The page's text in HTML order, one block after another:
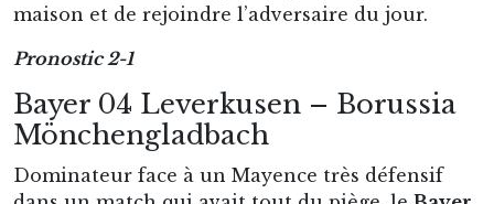
maison et de rejoindre l’adversaire du jour.
Pronostic 2-1
Bayer 04 Leverkusen – Borussia
Mönchengladbach
Dominateur face à un Mayence très défensif